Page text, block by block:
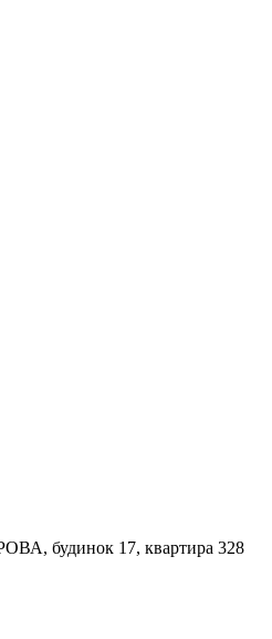
будинок 17, квартира 328